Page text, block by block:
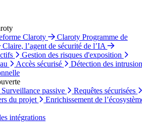
Claroty
Claroty Programme de
Claire, l’agent de sécurité de l’IA
Gestion des risques d'exposition
Accès sécurisé
Détection des
Surveillance passive
Requêtes sécurisées
du projet
Enrichissement de
intégrations